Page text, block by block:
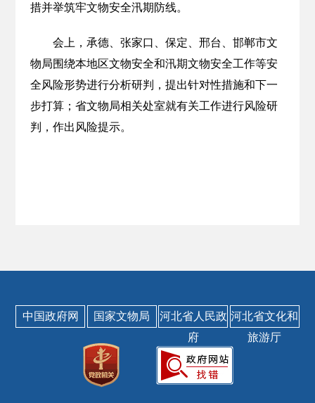
措并举筑牢文物安全汛期防线。
会上，承德、张家口、保定、邢台、邯郸市文
物局围绕本地区文物安全和汛期文物安全工作等安
全风险形势进行分析研判，提出针对性措施和下一
步打算；省文物局相关处室就有关工作进行风险研
判，作出风险提示。
中国政府网 国家文物局
河北省人民政
府
河北省文化和
旅游厅